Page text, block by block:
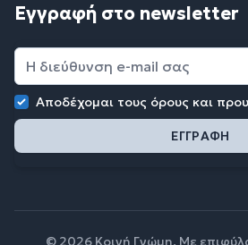
Εγγραφή στο newsletter
Αποδέχομαι τους όρους και
© 2026 Κοινή Γνώμη. Με